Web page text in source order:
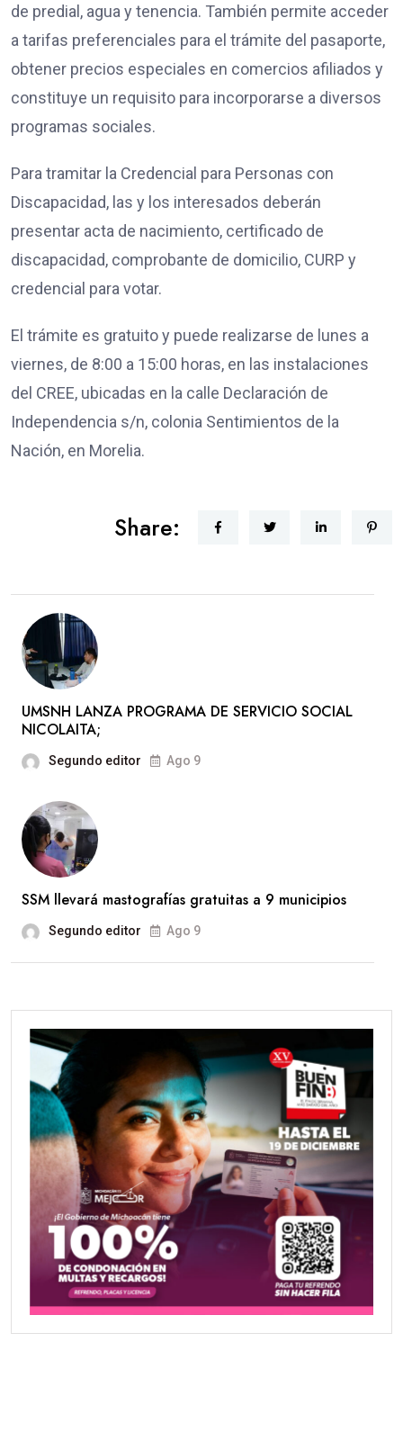
de predial, agua y tenencia. También permite acceder
a tarifas preferenciales para el trámite del pasaporte,
obtener precios especiales en comercios afiliados y
constituye un requisito para incorporarse a diversos
programas sociales.
Para tramitar la Credencial para Personas con
Discapacidad, las y los interesados deberán
presentar acta de nacimiento, certificado de
discapacidad, comprobante de domicilio, CURP y
credencial para votar.
El trámite es gratuito y puede realizarse de lunes a
viernes, de 8:00 a 15:00 horas, en las instalaciones
del CREE, ubicadas en la calle Declaración de
Independencia s/n, colonia Sentimientos de la
Nación, en Morelia.
Share:
UMSNH LANZA PROGRAMA DE SERVICIO SOCIAL
NICOLAITA;
Segundo editor Ago 9
SSM llevará mastografías gratuitas a 9 municipios
Segundo editor Ago 9